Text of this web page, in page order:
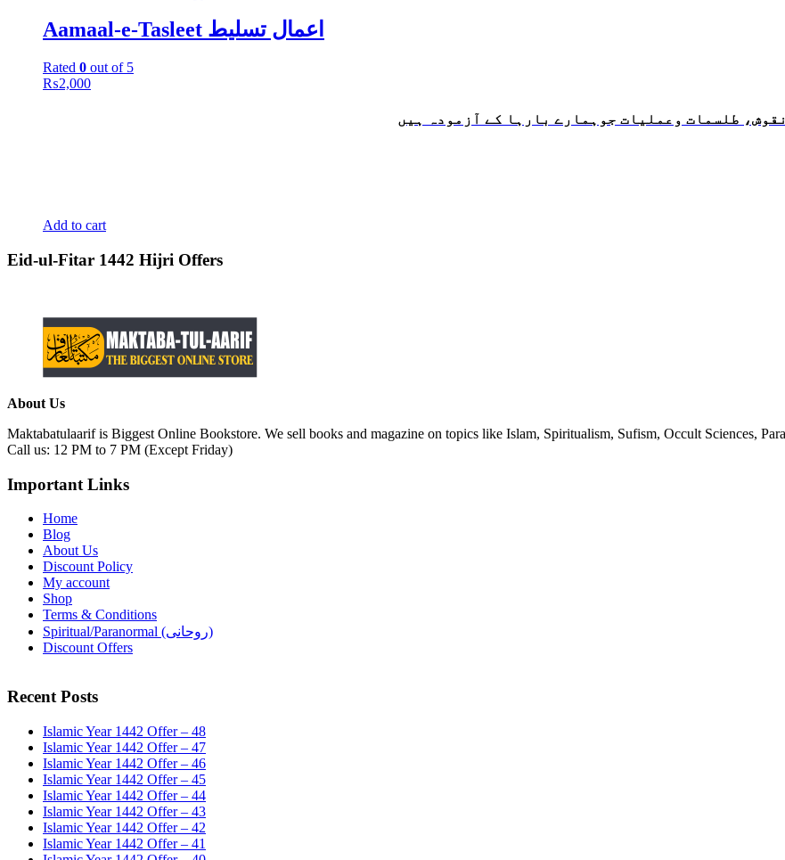
Aamaal-e-Tasleet اعمال تسلیط
Rated 0 out of 5
₨2,000
طلسمات وعملیات جوہمارے بارہا کے آزمودہ ہیں
Add to cart
Eid-ul-Fitar 1442 Hijri Offers
About Us
Maktabatulaarif is Biggest Online Bookstore. We sell books and magazine on topics like Islam, Spiritualism, Sufism, Occult Sciences,
Call us: 12 PM to 7 PM (Except Friday)
Important Links
Home
Blog
About Us
Discount Policy
My account
Shop
Terms & Conditions
Spiritual/Paranormal (روحانی)
Discount Offers
Recent Posts
Islamic Year 1442 Offer – 48
Islamic Year 1442 Offer – 47
Islamic Year 1442 Offer – 46
Islamic Year 1442 Offer – 45
Islamic Year 1442 Offer – 44
Islamic Year 1442 Offer – 43
Islamic Year 1442 Offer – 42
Islamic Year 1442 Offer – 41